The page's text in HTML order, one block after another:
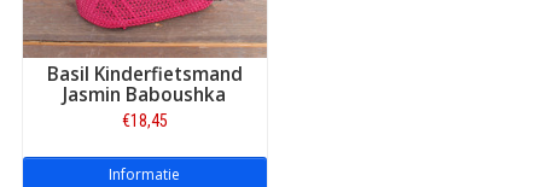
Basil Kinderfietsmand
Jasmin Baboushka
€18,45
Informatie